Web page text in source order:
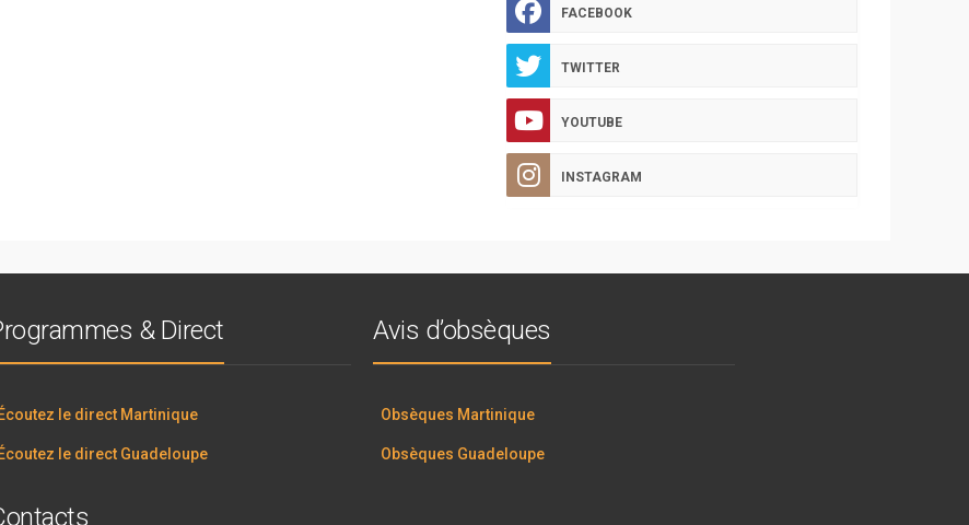
FACEBOOK
TWITTER
YOUTUBE
INSTAGRAM
& Direct
Écoutez le direct Martinique
Écoutez le direct Guadeloupe
Avis d’obsèques
Obsèques Martinique
Obsèques Guadeloupe